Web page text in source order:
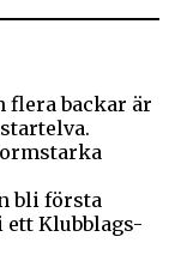
flera backar är
bli första
ett Klubblags-